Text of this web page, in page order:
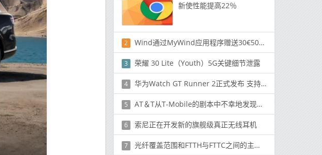
新使性能提高22％
2 Wind通过MyWind应用程序赠送30€50礼品卡
3 荣耀 30 Lite（Youth）5G关键细节泄露
4 华为Watch GT Runner 2正式发布 支持HRV和ECG监测
5 AT＆T从T-Mobile的剧本中不幸地发现了即将关闭的商店
6 索尼正在开发新的旗舰级真正无线耳机
7 光纤覆盖范围和FTTH与FTTC之间的主要区别